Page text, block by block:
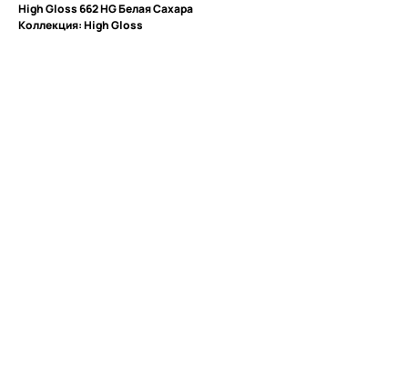
High Gloss 662 HG Белая Сахара
Коллекция: High Gloss